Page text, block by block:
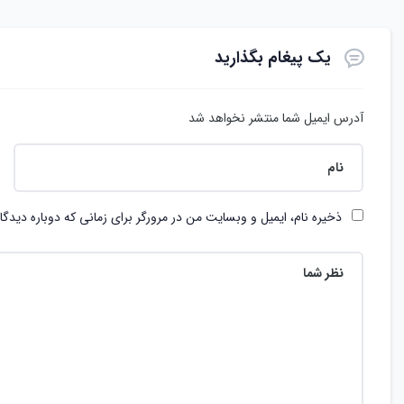
یک پیغام بگذارید
آدرس ایمیل شما منتشر نخواهد شد
ذخیره نام، ایمیل و وبسایت من در مرورگر برای زمانی که دوباره